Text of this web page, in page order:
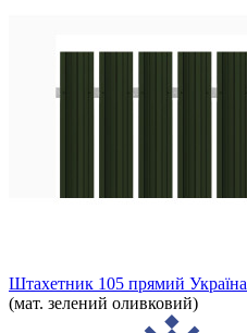
Штахетник 105 прямий Україна
(мат. зелений оливковий)